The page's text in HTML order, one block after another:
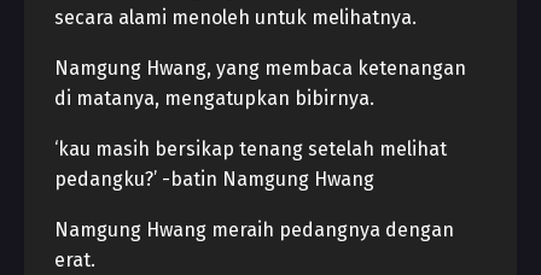
secara alami menoleh untuk melihatnya.
Namgung Hwang, yang membaca ketenangan
di matanya, mengatupkan bibirnya.
‘kau masih bersikap tenang setelah melihat
pedangku?’ -batin Namgung Hwang
Namgung Hwang meraih pedangnya dengan
erat.